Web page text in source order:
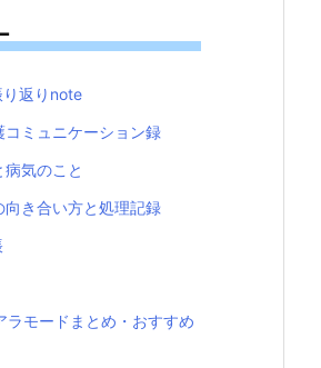
り返りnote
コミュニケーション録
気のこと
向き合い方と処理記録
ラモードまとめ・おすすめ